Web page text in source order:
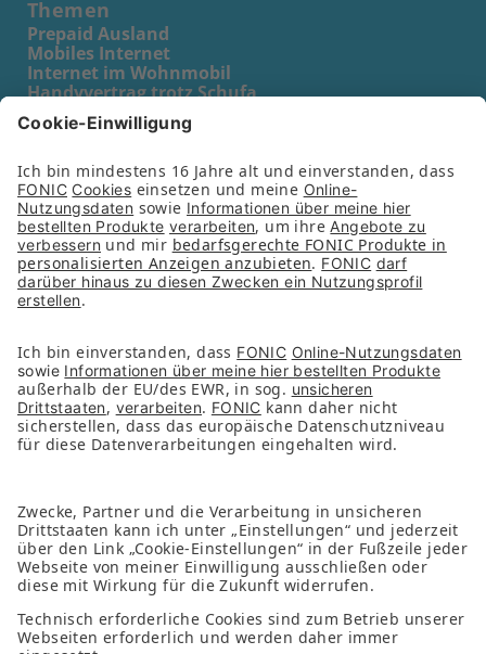
Themen
Prepaid Ausland
Mobiles Internet
Internet im Wohnmobil
Handyvertrag trotz Schufa
Prepaid Karte für Kinder
Prepaid Karte für Schüler
Unternehmen
Partner
Presse
Kontakt
Nachhaltigkeit
FAQs
Downloads
FONIC App
Folge uns auf